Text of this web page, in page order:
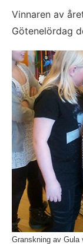
Vinnaren av
Götenelördag
Granskning av